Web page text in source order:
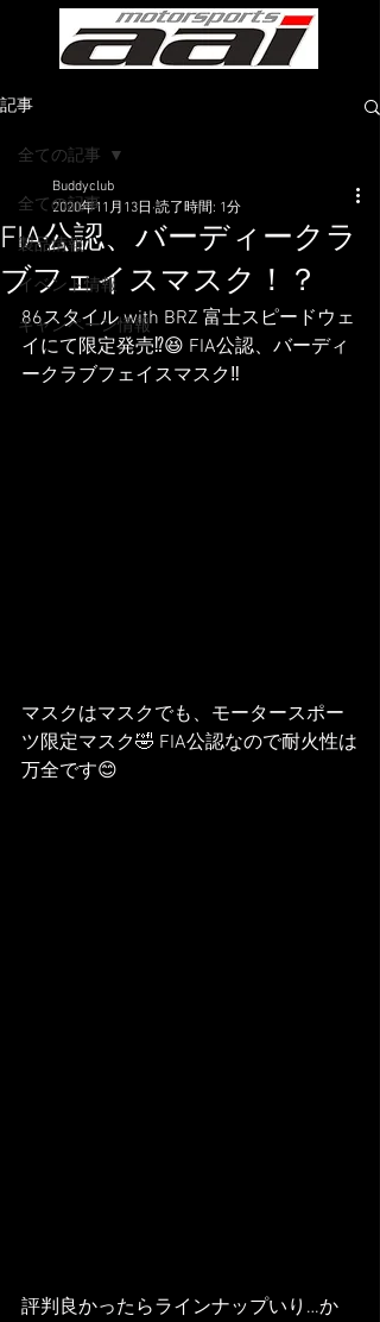
記事
全ての記事
製品情報
イベント情報
キャンペーン情報
全ての記事
FIA公認、バーディークラ
ブフェイスマスク！？
Buddyclub
2020年11月13日 読了時間: 1分
86スタイル with BRZ 富士スピードウェ
イにて限定発売⁉︎😆 FIA公認、バーディ
ークラブフェイスマスク‼️
マスクはマスクでも、モータースポー
ツ限定マスク🤣 FIA公認なので耐火性は
万全です😊
評判良かったらラインナップいり…か